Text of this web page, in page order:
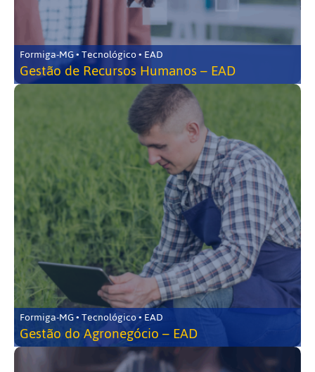
Formiga-MG • Tecnológico • EAD
Gestão de Recursos Humanos – EAD
Formiga-MG • Tecnológico • EAD
Gestão do Agronegócio – EAD